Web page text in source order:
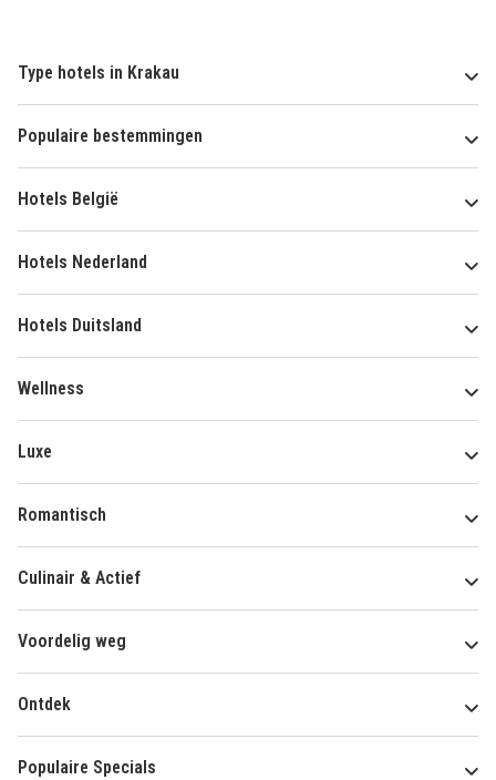
Type hotels in Krakau
Populaire bestemmingen
Hotels België
Hotels Nederland
Hotels Duitsland
Wellness
Luxe
Romantisch
Culinair & Actief
Voordelig weg
Ontdek
Populaire Specials